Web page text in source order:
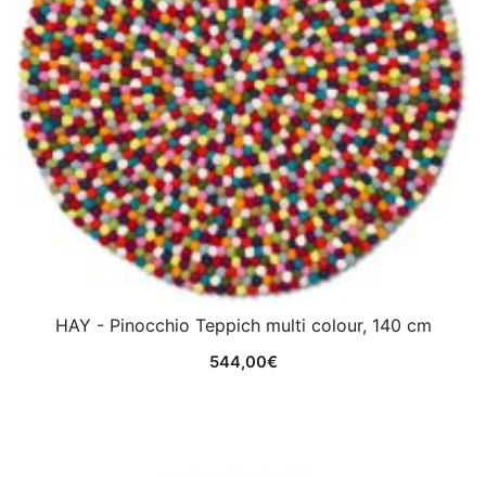
HAY - Pinocchio Teppich multi colour, 140 cm
544,00€